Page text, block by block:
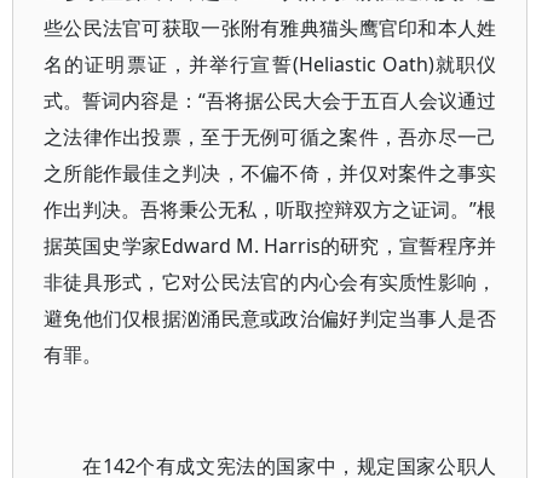
些公民法官可获取一张附有雅典猫头鹰官印和本人姓
名的证明票证，并举行宣誓(Heliastic Oath)就职仪
式。誓词内容是：“吾将据公民大会于五百人会议通过
之法律作出投票，至于无例可循之案件，吾亦尽一己
之所能作最佳之判决，不偏不倚，并仅对案件之事实
作出判决。吾将秉公无私，听取控辩双方之证词。”根
据英国史学家Edward M. Harris的研究，宣誓程序并
非徒具形式，它对公民法官的内心会有实质性影响，
避免他们仅根据汹涌民意或政治偏好判定当事人是否
有罪。
在142个有成文宪法的国家中，规定国家公职人